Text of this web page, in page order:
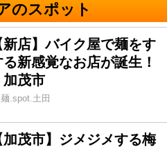
のスポット
新店】バイク屋で麺をす
る新感覚なお店が誕生！
加茂市
麺.spot.土田
加茂市】ジメジメする梅